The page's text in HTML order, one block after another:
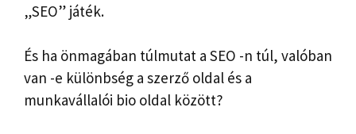
„SEO” játék.
És ha önmagában túlmutat a SEO -n túl, valóban
van -e különbség a szerző oldal és a
munkavállalói bio oldal között?